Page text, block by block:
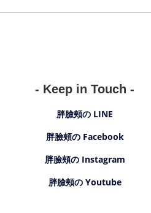
》、《原來是這樣啊！》、《小兔
必須待在家裏的難受
- Keep in Touch -
胖臉頰の LINE
胖臉頰の Facebook
胖臉頰の Instagram
胖臉頰の Youtube